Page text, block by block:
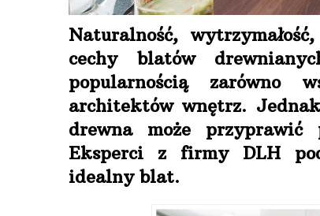
Naturalność,
cechy blatów
popularnością zarówno
architektów wnętrz.
drewna może przyprawić
Eksperci z firmy DLH
idealny blat.